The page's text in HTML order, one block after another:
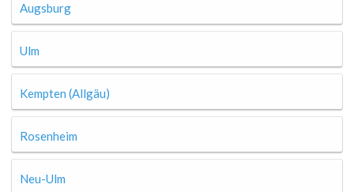
Augsburg
Ulm
Kempten (Allgäu)
Rosenheim
Neu-Ulm